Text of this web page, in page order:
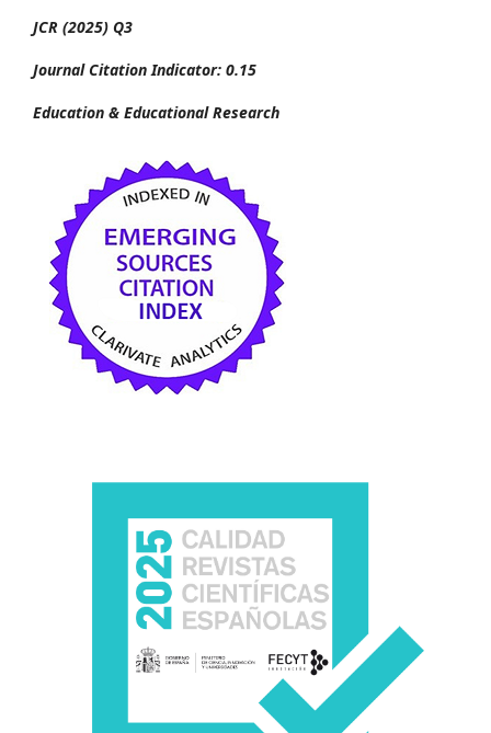
JCR (2025) Q3
Journal Citation Indicator: 0.15
Education & Educational Research